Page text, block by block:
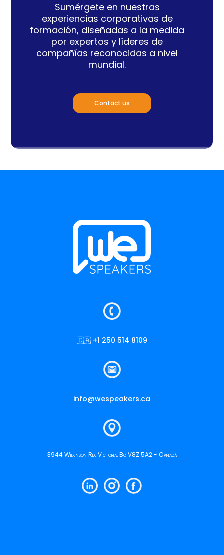
Sumérgete en nuestras
experiencias corporativas de
formación, diseñadas a la medida
por expertos y líderes de
compañías reconocidas a nivel
mundial.
Contact us
🇨🇦 +1 250 514 8109
info@wespeakers.ca
3944 Wilkinson Rd. Victoria, Bc V8Z 5A2 - Canadá